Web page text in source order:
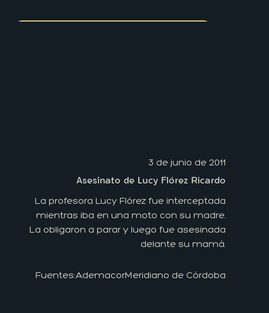
3 de junio de 2011
Asesinato de Lucy Flórez Ricardo
La profesora Lucy Flórez fue interceptada
mientras iba en una moto con su madre.
La obligaron a parar y luego fue asesinada
delante su mamá.
Fuentes:AdemacorMeridiano de Córdoba